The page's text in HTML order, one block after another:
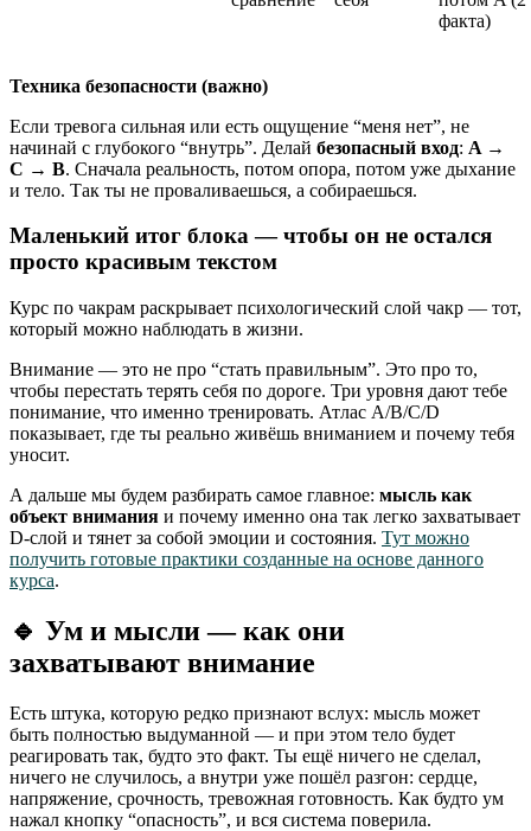
факта)
Техника безопасности (важно)
Если тревога сильная или есть ощущение “меня нет”, не
начинай с глубокого “внутрь”. Делай безопасный вход: A →
C → B. Сначала реальность, потом опора, потом уже дыхание
и тело. Так ты не проваливаешься, а собираешься.
Маленький итог блока — чтобы он не остался
просто красивым текстом
Курс по чакрам раскрывает психологический слой чакр — тот,
который можно наблюдать в жизни.
Внимание — это не про “стать правильным”. Это про то,
чтобы перестать терять себя по дороге. Три уровня дают тебе
понимание, что именно тренировать. Атлас A/B/C/D
показывает, где ты реально живёшь вниманием и почему тебя
уносит.
А дальше мы будем разбирать самое главное: мысль как
объект внимания и почему именно она так легко захватывает
D-слой и тянет за собой эмоции и состояния. Тут можно
получить готовые практики созданные на основе данного
курса.
🔹 Ум и мысли — как они
захватывают внимание
Есть штука, которую редко признают вслух: мысль может
быть полностью выдуманной — и при этом тело будет
реагировать так, будто это факт. Ты ещё ничего не сделал,
ничего не случилось, а внутри уже пошёл разгон: сердце,
напряжение, срочность, тревожная готовность. Как будто ум
нажал кнопку “опасность”, и вся система поверила.